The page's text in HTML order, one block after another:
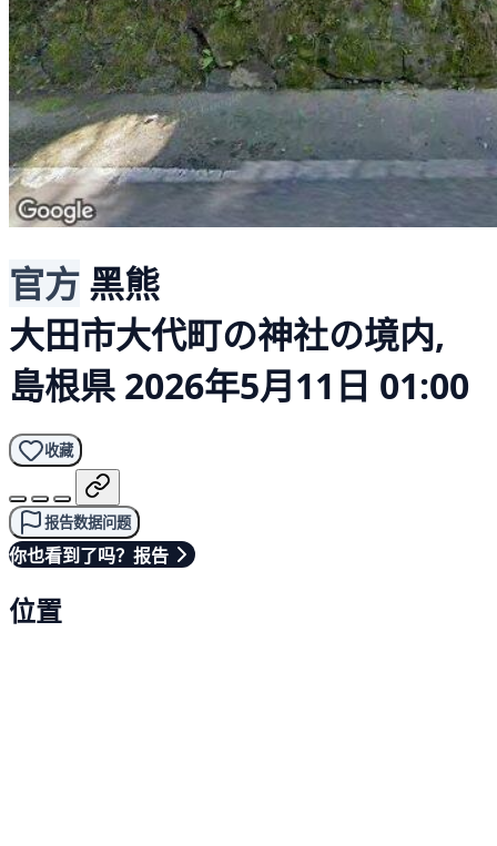
官方 黑熊
大田市大代町の神社の境内,
島根県 2026年5月11日 01:00
收藏
报告数据问题
你也看到了吗？报告
位置